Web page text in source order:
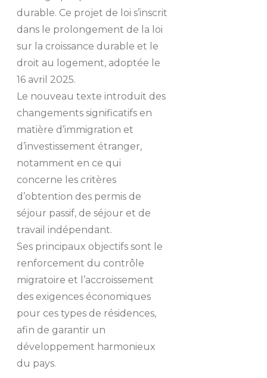
durable. Ce projet de loi s’inscrit
dans le prolongement de la loi
sur la croissance durable et le
droit au logement, adoptée le
16 avril 2025.
Le nouveau texte introduit des
changements significatifs en
matière d’immigration et
d’investissement étranger,
notamment en ce qui
concerne les critères
d’obtention des permis de
séjour passif, de séjour et de
travail indépendant.
Ses principaux objectifs sont le
renforcement du contrôle
migratoire et l’accroissement
des exigences économiques
pour ces types de résidences,
afin de garantir un
développement harmonieux
du pays.